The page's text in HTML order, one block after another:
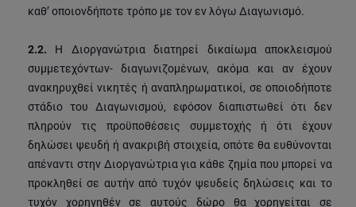
καθ’ οποιονδήποτε τρόπο με τον εν λόγω Διαγωνισμό.
2.2. Η Διοργανώτρια διατηρεί δικαίωμα αποκλεισμού
συμμετεχόντων- διαγωνιζομένων, ακόμα και αν έχουν
ανακηρυχθεί νικητές ή αναπληρωματικοί, σε οποιοδήποτε
στάδιο του Διαγωνισμού, εφόσον διαπιστωθεί ότι δεν
πληρούν τις προϋποθέσεις συμμετοχής ή ότι έχουν
δηλώσει ψευδή ή ανακριβή στοιχεία, οπότε θα ευθύνονται
απέναντι στην Διοργανώτρια για κάθε ζημία που μπορεί να
προκληθεί σε αυτήν από τυχόν ψευδείς δηλώσεις και το
τυχόν χορηγηθέν σε αυτούς δώρο θα χορηγείται σε